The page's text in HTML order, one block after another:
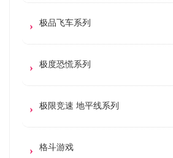
极品飞车系列
极度恐慌系列
极限竞速 地平线系列
格斗游戏